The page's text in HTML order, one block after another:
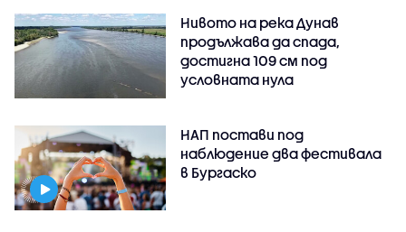
Нивото на река Дунав
продължава да спада,
достигна 109 см под
условната нула
НАП постави под
наблюдение два фестивала
в Бургаско